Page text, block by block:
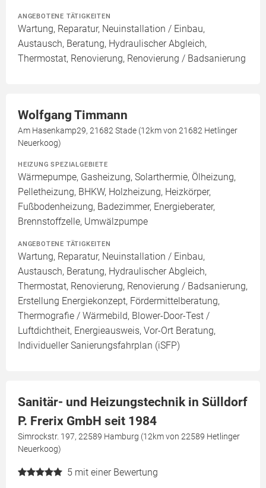
ANGEBOTENE TÄTIGKEITEN
Wartung, Reparatur, Neuinstallation / Einbau,
Austausch, Beratung, Hydraulischer Abgleich,
Thermostat, Renovierung, Renovierung / Badsanierung
Wolfgang Timmann
Am Hasenkamp29, 21682 Stade (12km von 21682 Hetlinger
Neuerkoog)
HEIZUNG SPEZIALGEBIETE
Wärmepumpe, Gasheizung, Solarthermie, Ölheizung,
Pelletheizung, BHKW, Holzheizung, Heizkörper,
Fußbodenheizung, Badezimmer, Energieberater,
Brennstoffzelle, Umwälzpumpe
ANGEBOTENE TÄTIGKEITEN
Wartung, Reparatur, Neuinstallation / Einbau,
Austausch, Beratung, Hydraulischer Abgleich,
Thermostat, Renovierung, Renovierung / Badsanierung,
Erstellung Energiekonzept, Fördermittelberatung,
Thermografie / Wärmebild, Blower-Door-Test /
Luftdichtheit, Energieausweis, Vor-Ort Beratung,
Individueller Sanierungsfahrplan (iSFP)
Sanitär- und Heizungstechnik in Sülldorf
P. Frerix GmbH seit 1984
Simrockstr. 197, 22589 Hamburg (12km von 22589 Hetlinger
Neuerkoog)
5 mit einer Bewertung